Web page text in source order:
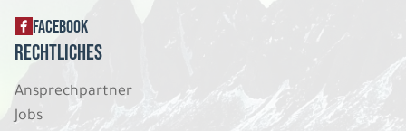
FACEBOOK
Rechtliches
Ansprechpartner
Jobs